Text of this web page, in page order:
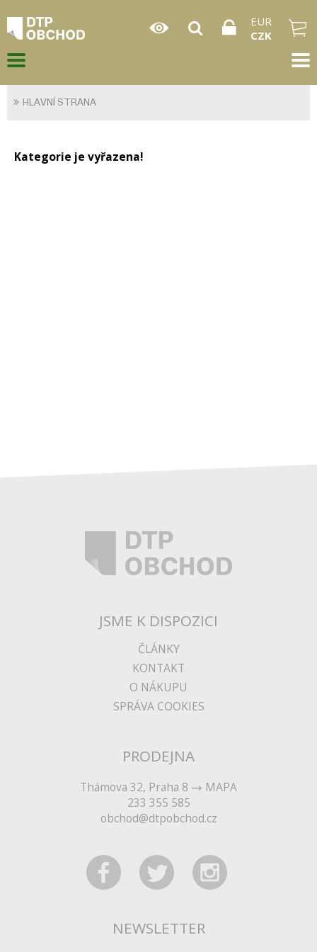
EUR
CZK
HLAVNÍ STRANA
Kategorie je vyřazena!
JSME K DISPOZICI
ČLÁNKY
KONTAKT
O NÁKUPU
SPRÁVA COOKIES
PRODEJNA
Thámova 32, Praha 8
MAPA
233 355 585
obchod@dtpobchod.cz
NEWSLETTER